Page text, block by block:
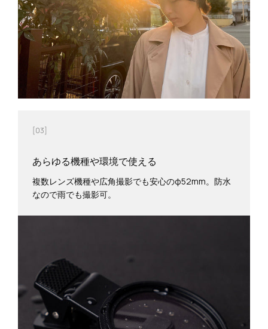
[03]
あらゆる機種や環境で使える
複数レンズ機種や広角撮影でも安心のφ52mm。防水
なので雨でも撮影可。